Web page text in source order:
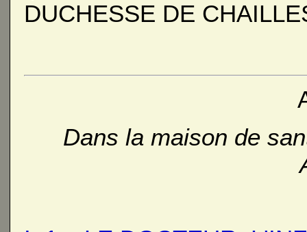
DUCHESSE DE
Dans la maison de